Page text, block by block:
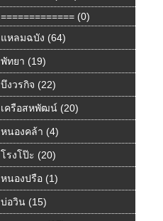
============= (0)
แหลมฉบัง (64)
พัทยา (19)
บึงวรกิจ (22)
เครือสหพัฒน์ (20)
หนองคล้า (4)
โรงโป๊ะ (20)
หนองปรือ (1)
บ่อวิน (15)